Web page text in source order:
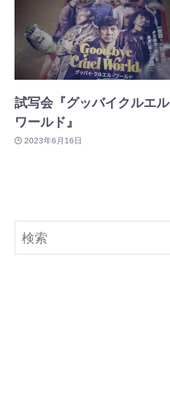
試写会『グッバイクルエル
ワールド』
2023年6月16日